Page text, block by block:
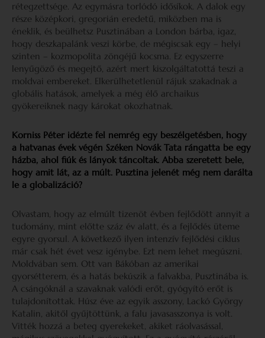
rétegzettsége. Az egymásra torlódó idősíkok. A dalok egy
része középkori, gregorián eredetű, miközben ma is
éneklik, és beülhetsz Pusztinában a London bárba, igaz,
hogy deszkapalánk veszi körbe, de mégiscsak egy – helyi
szinten – kozmopolita zöngéjű kocsma. Ez egyszerre
lenyűgöző és megejtő, azért mert kiszolgáltatottá teszi a
moldvai embereket. Elkerülhetetlenül rájuk szakadnak a
globális hatások, amelyek a még élő archaikus
gyökereiknek nagy károkat okozhatnak.
Korniss Péter idézte fel nemrég egy beszélgetésben, hogy
a hatvanas évek végén Széken Novák Tata rángatta be egy
házba, ahol fiúk és lányok táncoltak. Abba szeretett bele,
hogy amit lát, az a múlt. Pusztina jelenét még nem darálta
le a globalizáció?
Olvastam, hogy az elmúlt tizenöt évben fejlődött annyit a
tudomány, mint előtte száz év alatt, és a fejlődés üteme
egyre gyorsul. A következő ilyen intenzív fejlődési ciklus
már csak hét évet vesz igénybe. Ezt nem lehet megúszni.
Moldvában sem. Ott van Bákóban az amerikai
gyorsétterem, és a hatás bekúszik a falvakba, Pusztinába is.
A csángóknál a szavaknak valódi erőt, gyógyító erőt is
tulajdonítottak. Húsz éve az egyik asszony, Lackó György
Katalin, akitől gyűjtöttünk, a falu javasasszonya is volt.
Vitték hozzá a beteg gyerekeket, akiket ráolvasással,